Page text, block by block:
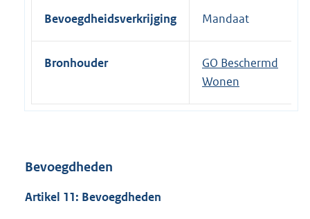
Bevoegdheidsverkrijging Mandaat
Bronhouder
GO Beschermd
Wonen
Bevoegdheden
Artikel 11: Bevoegdheden